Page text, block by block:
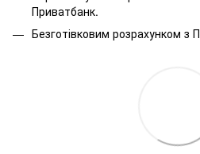
Приватбанк.
Безготівковим розрахунком з